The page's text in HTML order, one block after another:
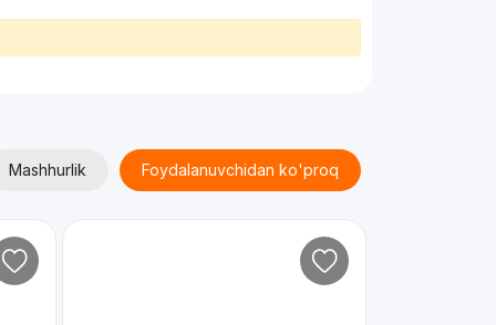
Mashhurlik Foydalanuvchidan ko'proq